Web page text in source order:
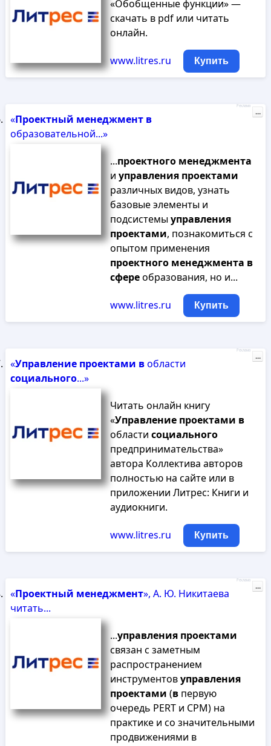
«Обобщенные функции» —
скачать в pdf или читать
онлайн.
www.litres.ru Купить
«Проектный менеджмент в
образовательной...»
...проектного менеджмента
и управления проектами
различных видов, узнать
базовые элементы и
подсистемыуправления
проектами, познакомиться с
опытом применения
проектного менеджмента в
сфереобразования, но и...
www.litres.ru Купить
Реклама
...
«Управление проектами вобласти
социального...»
Читать онлайн книгу
«Управление проектами в
области социального
предпринимательства»
автора Коллектива авторов
полностью на сайте или в
приложении Литрес: Книги и
аудиокниги.
www.litres.ru Купить
Реклама
...
«Проектный менеджмент», А. Ю. Никитаева
читать...
...управления проектами
связан с заметным
распространением
инструментовуправления
проектами (впервую
очередь PERT и CPM) на
практике и со значительными
продвижениями в
Реклама
...